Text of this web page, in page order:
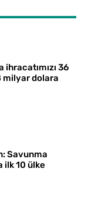
ihracatımızı 36
milyar dolara
Savunma
ilk 10 ülke